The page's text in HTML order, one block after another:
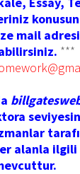
mail
***
alanla